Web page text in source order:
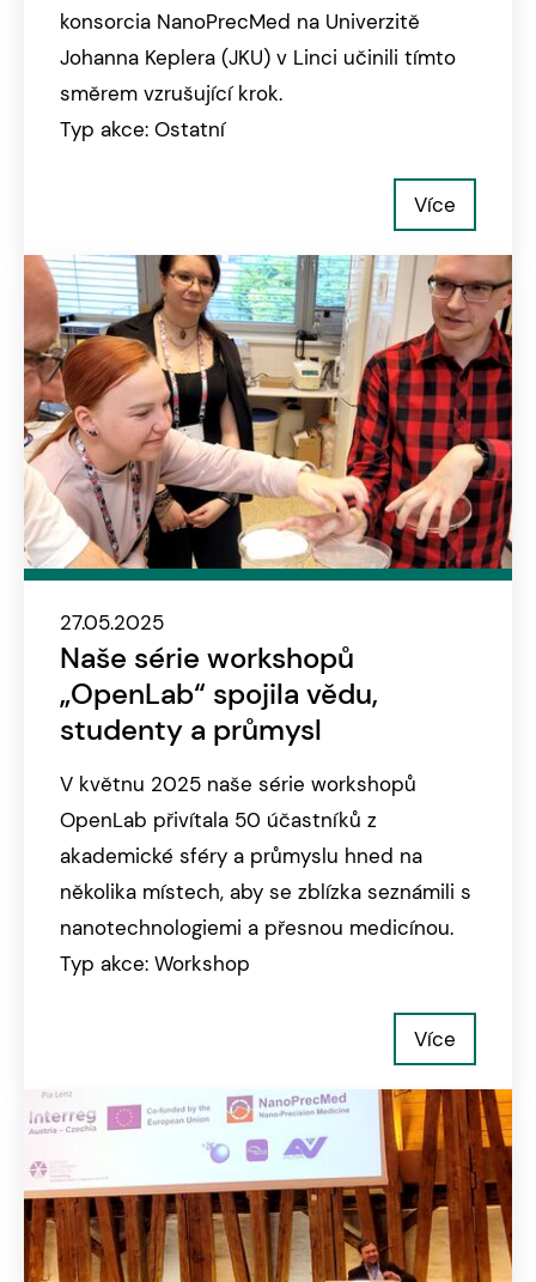
konsorcia NanoPrecMed na Univerzitě
Johanna Keplera (JKU) v Linci učinili tímto
směrem vzrušující krok.
Typ akce: Ostatní
Více
27.05.2025
Naše série workshopů
„OpenLab“ spojila vědu,
studenty a průmysl
V květnu 2025 naše série workshopů
OpenLab přivítala 50 účastníků z
akademické sféry a průmyslu hned na
několika místech, aby se zblízka seznámili s
nanotechnologiemi a přesnou medicínou.
Typ akce: Workshop
Více